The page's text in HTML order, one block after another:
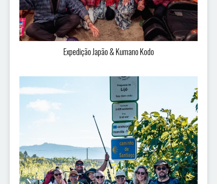
Expedição Japão & Kumano Kodo